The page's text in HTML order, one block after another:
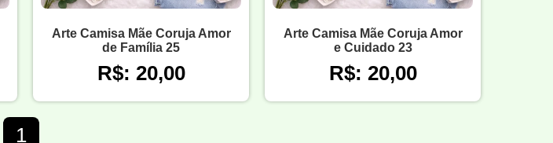
Arte Camisa Mãe Coruja Amor
de Família 25
R$: 20,00
Arte Camisa Mãe Coruja Amor
e Cuidado 23
R$: 20,00
1